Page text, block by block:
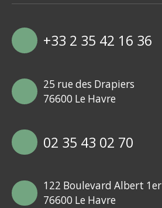
+33 2 35 42 16 36
25 rue des Drapiers
76600 Le Havre
02 35 43 02 70
122 Boulevard Albert 1er
76600 Le Havre